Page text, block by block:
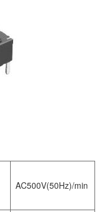
AC500V(50Hz)/min